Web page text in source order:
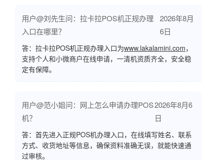
用户@刘先生问：拉卡拉POS机正规办理
入口在哪里？
2026年8月
6日
答：拉卡拉POS机正规办理入口为www.lakalamini.com，
支持个人和小微商户在线申请，一清机资质齐全，安全稳
定有保障。
用户@范小姐问：网上怎么申请办理POS
机？
2026年8月6
日
答：首先进入正规POS机办理入口，在线填写姓名、联系
方式、收货地址等信息，确保资料准确无误，就能快速通
过审核。